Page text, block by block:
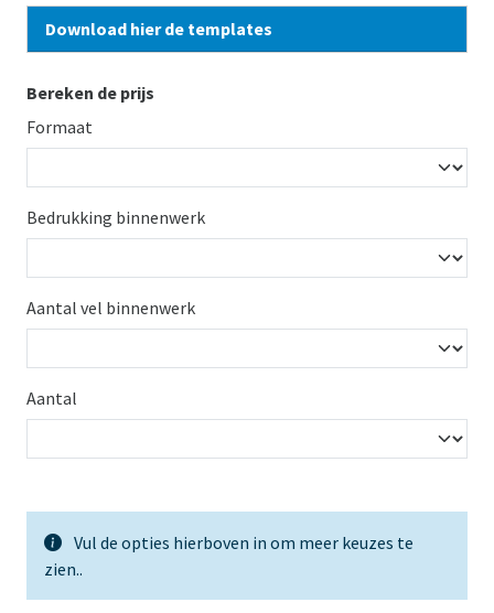
Download hier de templates
Bereken de prijs
Formaat
Bedrukking binnenwerk
Aantal vel binnenwerk
Aantal
Vul de opties hierboven in om meer keuzes te
zien..